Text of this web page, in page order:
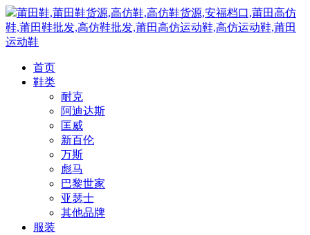
莆田鞋,莆田鞋货源,高仿鞋,高仿鞋货源,安福档口,莆田高仿
鞋,莆田鞋批发,高仿鞋批发,莆田高仿运动鞋,高仿运动鞋,莆田
运动鞋
首页
鞋类
耐克
阿迪达斯
匡威
新百伦
万斯
彪马
巴黎世家
亚瑟士
其他品牌
服装